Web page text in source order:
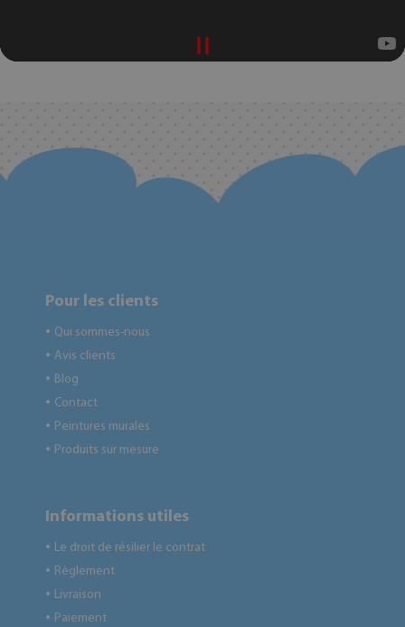
Pour les clients
● Qui sommes-nous
● Avis clients
● Blog
● Contact
● Peintures murales
● Produits sur mesure
Informations utiles
● Le droit de résilier le contrat
● Règlement
● Livraison
● Paiement